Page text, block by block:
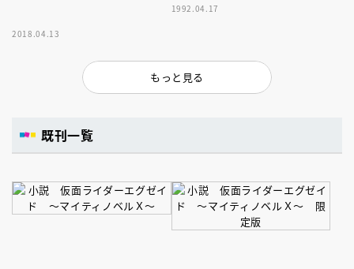
2018.04.13
1992.04.17
もっと見る
既刊一覧